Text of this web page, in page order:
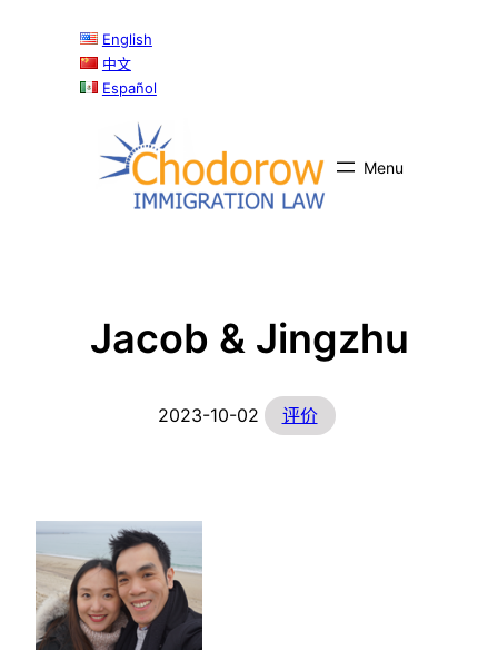
English
中文
Español
Jacob & Jingzhu
2023-10-02 评价